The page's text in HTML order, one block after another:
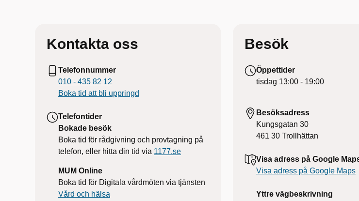
Kontakta oss
Telefonnummer
010 - 435 82 12
Boka tid att bli uppringd
Telefontider
Bokade besök
Boka tid för rådgivning och provtagning på
telefon, eller hitta din tid via 1177.se
MUM Online
Boka tid för Digitala vårdmöten via tjänsten
Vård och hälsa
Besök
Öppettider
tisdag 13:00 - 19:00
Besöksadress
Kungsgatan 30
461 30 Trollhättan
Visa adress på Google
Visa adress på Google Maps
Yttre vägbeskrivning